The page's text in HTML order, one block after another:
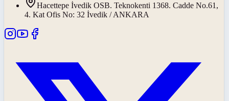
Hacettepe İvedik OSB. Teknokenti 1368. Cadde No.61,
4. Kat Ofis No: 32 İvedik / ANKARA